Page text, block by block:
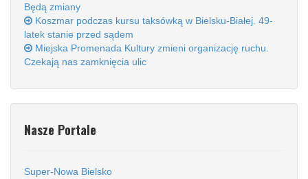
Będą zmiany
Koszmar podczas kursu taksówką w Bielsku-Białej. 49-
latek stanie przed sądem
Miejska Promenada Kultury zmieni organizację ruchu.
Czekają nas zamknięcia ulic
Nasze Portale
Super-Nowa Bielsko